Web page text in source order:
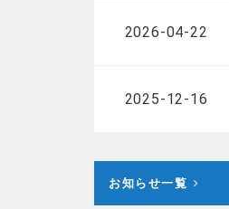
2026-04-22
2025-12-16
お知らせ一覧